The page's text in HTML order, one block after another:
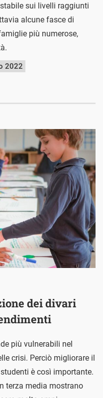
sui livelli raggiunti
alcune fasce di
più numerose,
2022
dei divari
più vulnerabili nel
crisi. Perciò migliorare il
è così importante.
terza media mostrano